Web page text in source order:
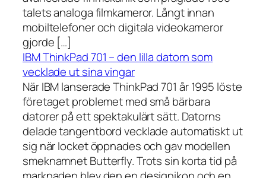
talets analoga filmkameror. Långt innan
mobiltelefoner och digitala videokameror
gjorde […]
IBM ThinkPad 701 – den lilla datorn som
vecklade ut sina vingar
När IBM lanserade ThinkPad 701 år 1995 löste
företaget problemet med små bärbara
datorer på ett spektakulärt sätt. Datorns
delade tangentbord vecklade automatiskt ut
sig när locket öppnades och gav modellen
smeknamnet Butterfly. Trots sin korta tid på